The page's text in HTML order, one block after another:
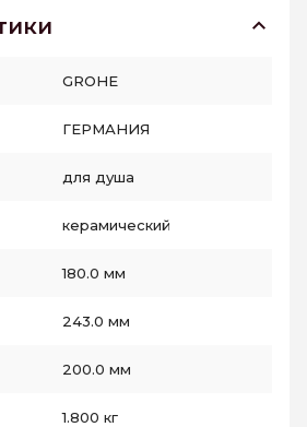
GROHE
ГЕРМАНИЯ
для душа
керамический
180.0 мм
243.0 мм
200.0 мм
1.800 кг